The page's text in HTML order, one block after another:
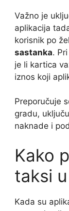
Važno je
aplikacija
korisnik po
sastanka.
je li kartica
iznos koji
Preporučuje
gradu,
naknade i
Kako
taksi
Kada su